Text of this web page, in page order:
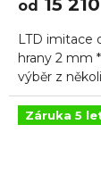
od 15
LTD imitace
hrany 2 mm
výběr z
Záruka 5